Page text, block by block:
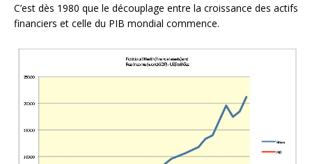
C’est dès 1980 que le découplage entre la croissance des actifs
financiers et celle du PIB mondial commence.